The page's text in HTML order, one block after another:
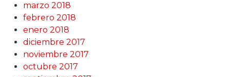
marzo 2018
febrero 2018
enero 2018
diciembre 2017
noviembre 2017
octubre 2017